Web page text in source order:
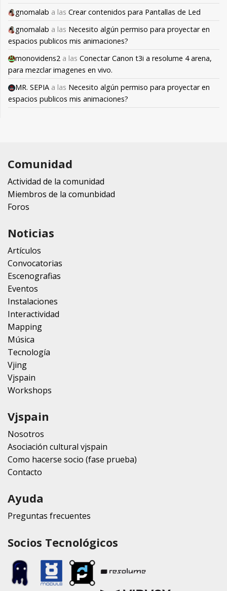
gnomalab a las Crear contenidos para Pantallas de Led
gnomalab a las Necesito algún permiso para proyectar en
espacios publicos mis animaciones?
monovidens2 a las Conectar Canon t3i a resolume 4 arena,
para mezclar imagenes en vivo.
MR. SEPIA a las Necesito algún permiso para proyectar en
espacios publicos mis animaciones?
Comunidad
Actividad de la comunidad
Miembros de la comunbidad
Foros
Noticias
Artículos
Convocatorias
Escenografias
Eventos
Instalaciones
Interactividad
Mapping
Música
Tecnología
Vjing
Vjspain
Workshops
Vjspain
Nosotros
Asociación cultural vjspain
Como hacerse socio (fase prueba)
Contacto
Ayuda
Preguntas frecuentes
Socios Tecnológicos